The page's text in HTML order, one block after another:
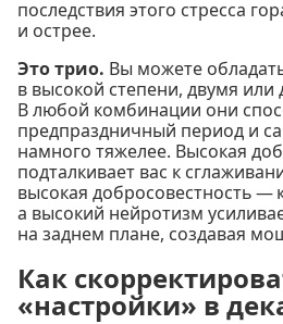
последствия этого стресса
и острее.
Это трио. Вы можете
в высокой степени, двумя
В любой комбинации они
предпраздничный период и
намного тяжелее. Высокая
подталкивает вас к
высокая добросовестность —
а высокий нейротизм
на заднем плане, создавая
Как
«настройки» в